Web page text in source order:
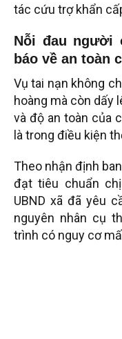
tác cứu trợ khẩn
Nỗi đau người
báo về an toàn
Vụ tai nạn không
hoàng mà còn dấy
và độ an toàn của
là trong điều kiện
Theo nhận định
đạt tiêu chuẩn
UBND xã đã yêu
nguyên nhân cụ
trình có nguy cơ